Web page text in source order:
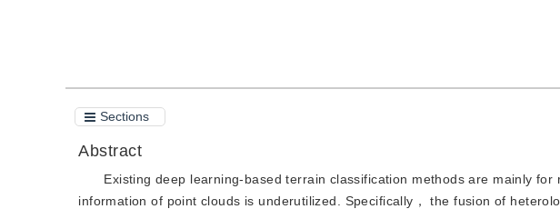
Sections
Abstract
Existing deep learning-based terrain classification methods are mainly
information of point clouds is underutilized. Specifically， the fusion of